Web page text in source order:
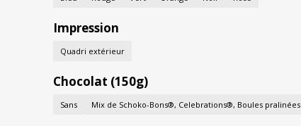
Impression
Quadri extérieur
Chocolat (150g)
Sans Mix de Schoko-Bons®, Celebrations®, Boules pralinées